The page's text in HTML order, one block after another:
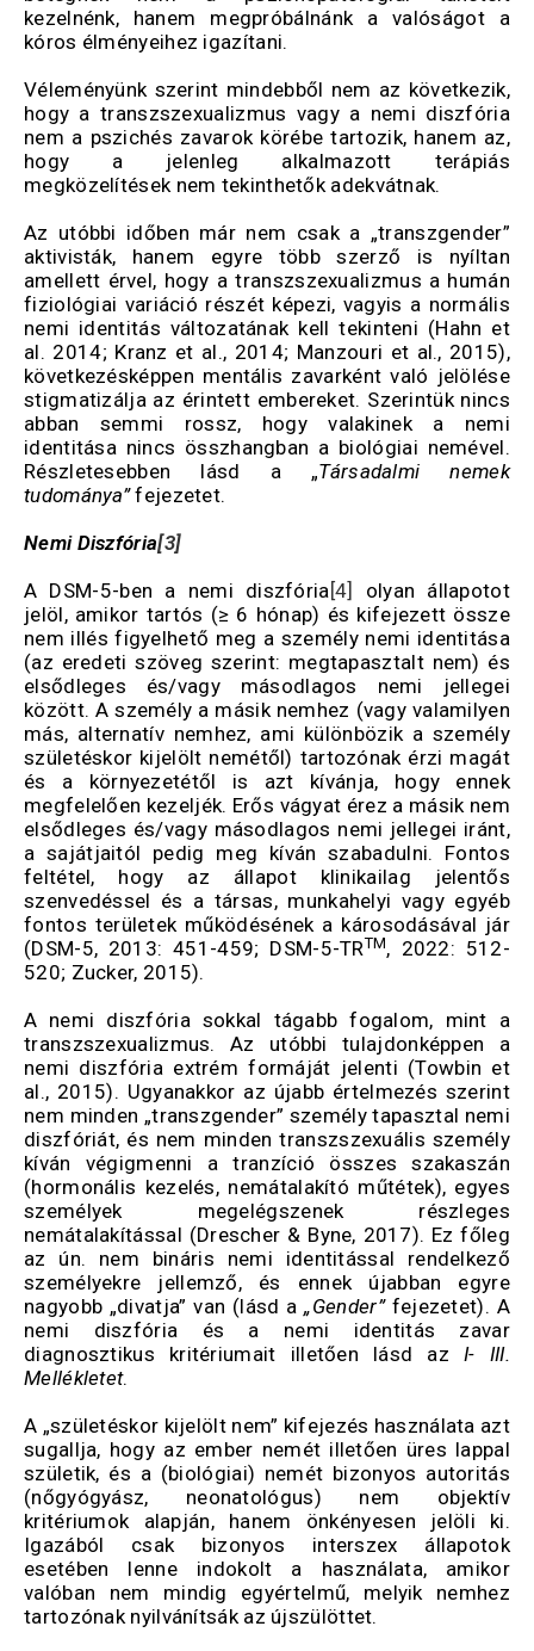
kezelnénk, hanem megpróbálnánk a valóságot a
kóros élményeihez igazítani.
Véleményünk szerint mindebből nem az következik,
hogy a transzszexualizmus vagy a nemi diszfória
nem a pszichés zavarok körébe tartozik, hanem az,
hogy a jelenleg alkalmazott terápiás
megközelítések nem tekinthetők adekvátnak.
Az utóbbi időben már nem csak a „transzgender”
aktivisták, hanem egyre több szerző is nyíltan
amellett érvel, hogy a transzszexualizmus a humán
fiziológiai variáció részét képezi, vagyis a normális
nemi identitás változatának kell tekinteni (Hahn et
al. 2014; Kranz et al., 2014; Manzouri et al., 2015),
következésképpen mentális zavarként való jelölése
stigmatizálja az érintett embereket. Szerintük nincs
abban semmi rossz, hogy valakinek a nemi
identitása nincs összhangban a biológiai nemével.
Részletesebben lásd a „Társadalmi nemek
tudománya”fejezetet.
Nemi Diszfória[3]
A DSM-5-ben a nemi diszfória [4]
olyan állapotot
jelöl, amikor tartós (≥ 6 hónap) és kifejezett össze
nem illés figyelhető meg a személy nemi identitása
(az eredeti szöveg szerint: megtapasztalt nem) és
elsődleges és/vagy másodlagos nemi jellegei
között. A személy a másik nemhez (vagy valamilyen
más, alternatív nemhez, ami különbözik a személy
születéskor kijelölt nemétől) tartozónak érzi magát
és a környezetétől is azt kívánja, hogy ennek
megfelelően kezeljék. Erős vágyat érez a másik nem
elsődleges és/vagy másodlagos nemi jellegei iránt,
a sajátjaitól pedig meg kíván szabadulni. Fontos
feltétel, hogy az állapot klinikailag jelentős
szenvedéssel és a társas, munkahelyi vagy egyéb
fontos területek működésének a károsodásával jár
(DSM-5, 2013: 451-459; DSM-5-TRTM, 2022: 512-
520; Zucker, 2015).
A nemi diszfória sokkal tágabb fogalom, mint a
transzszexualizmus. Az utóbbi tulajdonképpen a
nemi diszfória extrém formáját jelenti (Towbin et
al., 2015). Ugyanakkor az újabb értelmezés szerint
nem minden „transzgender” személy tapasztal nemi
diszfóriát, és nem minden transzszexuális személy
kíván végigmenni a tranzíció összes szakaszán
(hormonális kezelés, nemátalakító műtétek), egyes
személyek megelégszenek részleges
nemátalakítással (Drescher & Byne, 2017). Ez főleg
az ún. nem bináris nemi identitással rendelkező
személyekre jellemző, és ennek újabban egyre
nagyobb „divatja” van (lásd a„Gender” fejezetet). A
nemi diszfória és a nemi identitás zavar
diagnosztikus kritériumait illetően lásd azI-
III.
Mellékletet.
A „születéskor kijelölt nem” kifejezés használata azt
sugallja, hogy az ember nemét illetően üres lappal
születik, és a (biológiai) nemét bizonyos autoritás
(nőgyógyász, neonatológus) nem objektív
kritériumok alapján, hanem önkényesen jelöli ki.
Igazából csak bizonyos interszex állapotok
esetében lenne indokolt a használata, amikor
valóban nem mindig egyértelmű, melyik nemhez
tartozónak nyilvánítsák az újszülöttet.